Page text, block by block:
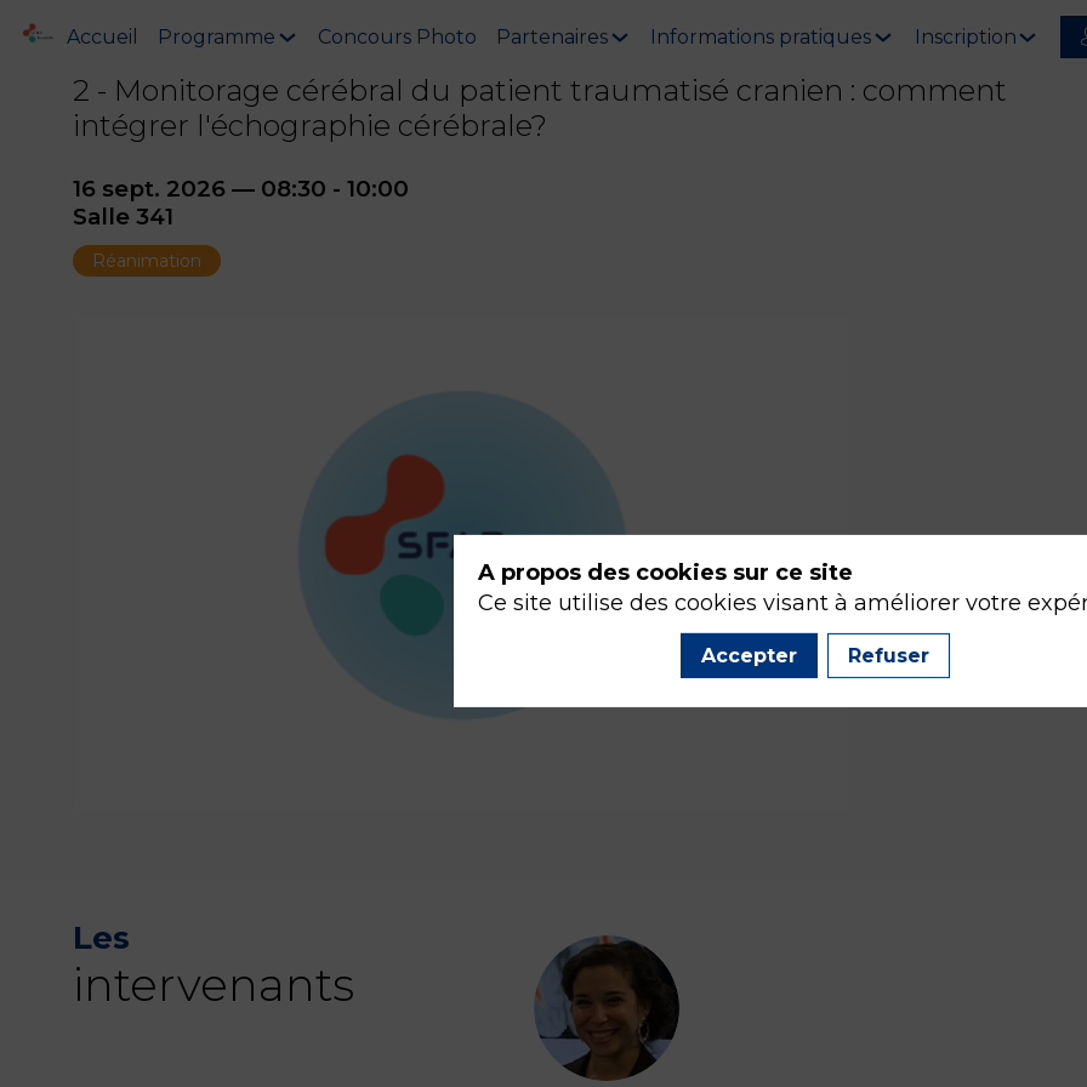
Accueil Programme Concours Photo Partenaires Informations pratiques Inscription
2 - Monitorage cérébral du patient traumatisé cranien : comment
intégrer l'échographie cérébrale?
16 sept. 2026 — 08:30 - 10:00
Salle 341
Réanimation
Les
intervenants AJ
A propos des cookies sur ce site
Ce site utilise des cookies visant à améliorer votre
Accepter Refuser